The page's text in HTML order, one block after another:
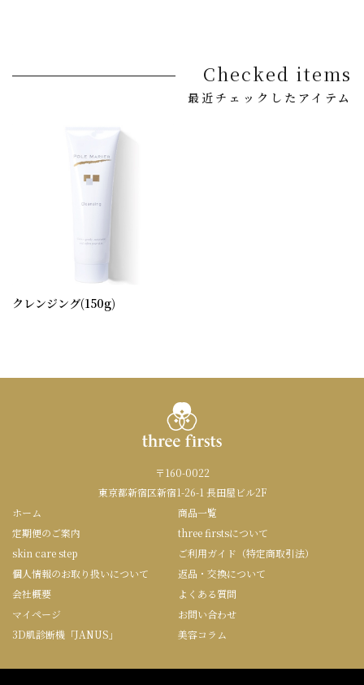
Checked items
最近チェックしたアイテム
クレンジング(150g)
〒160-0022
東京都新宿区新宿1-26-1 長田屋ビル2F
ホーム
商品一覧
定期便のご案内
three firstsについて
skin care step
ご利用ガイド（特定商取引法）
個人情報のお取り扱いについて
返品・交換について
会社概要
よくある質問
マイページ
お問い合わせ
3D肌診断機「JANUS」
美容コラム